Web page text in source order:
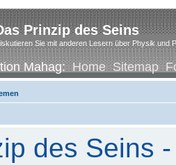
Prinzip des Seins
Sie mit anderen Lesern über Physik und
Mahag:Home Sitemap
des Seins